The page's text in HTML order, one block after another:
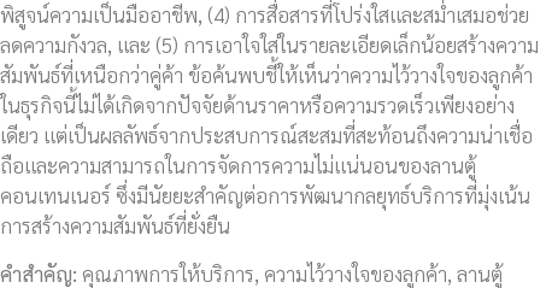
พิสูจน์ความเป็นมืออาชีพ, (4) การสื่อสารที่โปร่งใสและสม่ำเสมอช่วย
ลดความกังวล, และ (5) การเอาใจใส่ในรายละเอียดเล็กน้อยสร้างความ
สัมพันธ์ที่เหนือกว่าคู่ค้า ข้อค้นพบชี้ให้เห็นว่าความไว้วางใจของลูกค้า
ในธุรกิจนี้ไม่ได้เกิดจากปัจจัยด้านราคาหรือความรวดเร็วเพียงอย่าง
เดียว แต่เป็นผลลัพธ์จากประสบการณ์สะสมที่สะท้อนถึงความน่าเชื่อ
ถือและความสามารถในการจัดการความไม่แน่นอนของลานตู้
คอนเทนเนอร์ ซึ่งมีนัยยะสำคัญต่อการพัฒนากลยุทธ์บริการที่มุ่งเน้น
การสร้างความสัมพันธ์ที่ยั่งยืน
คำสำคัญ: คุณภาพการให้บริการ, ความไว้วางใจของลูกค้า, ลานตู้